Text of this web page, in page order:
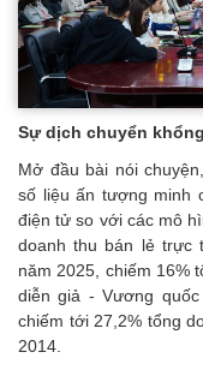
Sự dịch chuyển
Mở đầu bài nói
số liệu ấn tượng minh
điện tử so với các mô
doanh thu bán lẻ trực
năm 2025, chiếm 16%
diễn giả - Vương
chiếm tới 27,2% tổng
2014.